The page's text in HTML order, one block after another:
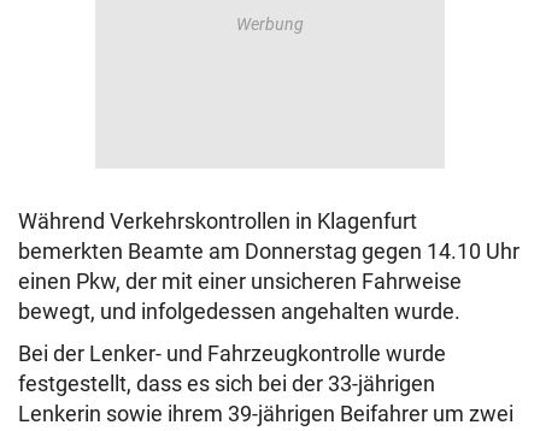
Während Verkehrskontrollen in Klagenfurt
bemerkten Beamte am Donnerstag gegen 14.10 Uhr
einen Pkw, der mit einer unsicheren Fahrweise
bewegt, und infolgedessen angehalten wurde.
Bei der Lenker- und Fahrzeugkontrolle wurde
festgestellt, dass es sich bei der 33-jährigen
Lenkerin sowie ihrem 39-jährigen Beifahrer um zwei